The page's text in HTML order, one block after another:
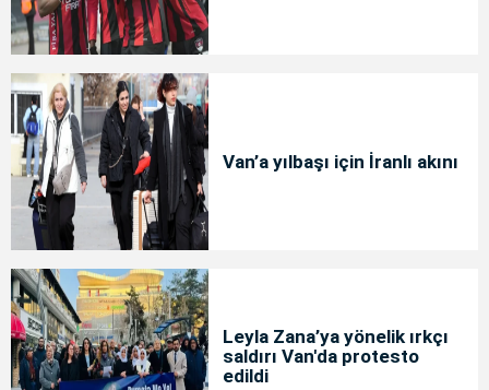
Van’a yılbaşı için İranlı akını
Leyla Zana’ya yönelik ırkçı
saldırı Van'da protesto
edildi